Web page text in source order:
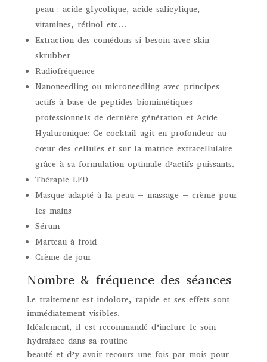
peau : acide glycolique, acide salicylique,
vitamines, rétinol etc…
Extraction des comédons si besoin avec skin
skrubber
Radiofréquence
Nanoneedling ou microneedling avec principes
actifs à base de peptides biomimétiques
professionnels de dernière génération et Acide
Hyaluronique: Ce cocktail agit en profondeur au
cœur des cellules et sur la matrice extracellulaire
grâce à sa formulation optimale d’actifs puissants.
Thérapie LED
Masque adapté à la peau – massage – crème pour
les mains
Sérum
Marteau à froid
Crème de jour
Nombre & fréquence des séances
Le traitement est indolore, rapide et ses effets sont
immédiatement visibles.
Idéalement, il est recommandé d’inclure le soin
hydraface dans sa routine
beauté et d’y avoir recours une fois par mois pour